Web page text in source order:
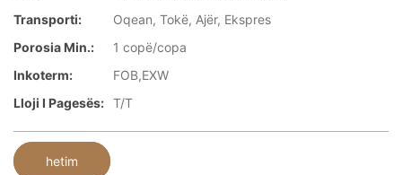
Transporti:
Oqean, Tokë, Ajër, Ekspres
Porosia Min.:
1 copë/copa
Inkoterm:
FOB,EXW
Lloji I Pagesës: T/T
hetim